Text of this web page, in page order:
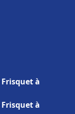
à
à